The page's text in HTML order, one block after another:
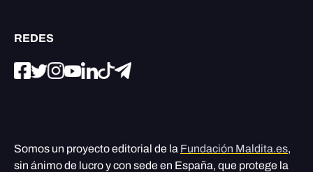
REDES
Somos un proyecto editorial de la Fundación Maldita.es,
sin ánimo de lucro y con sede en España, que protege la